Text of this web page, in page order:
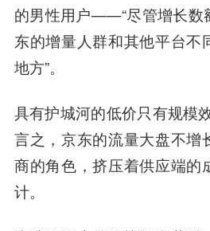
的男性用户——“尽管增长数
东的增量人群和其他平台不
地方”。
具有护城河的低价只有规模
言之，京东的流量大盘不增
商的角色，挤压着供应端的
计。